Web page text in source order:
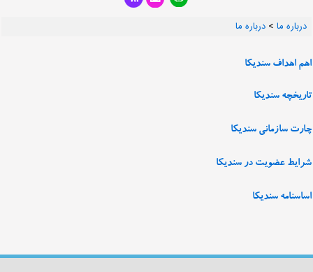
درباره ما >درباره ما
اهم اهداف سندیکا
تاریخچه سندیکا
چارت سازمانی سندیکا
شرایط عضویت در سندیکا
اساسنامه سندیکا